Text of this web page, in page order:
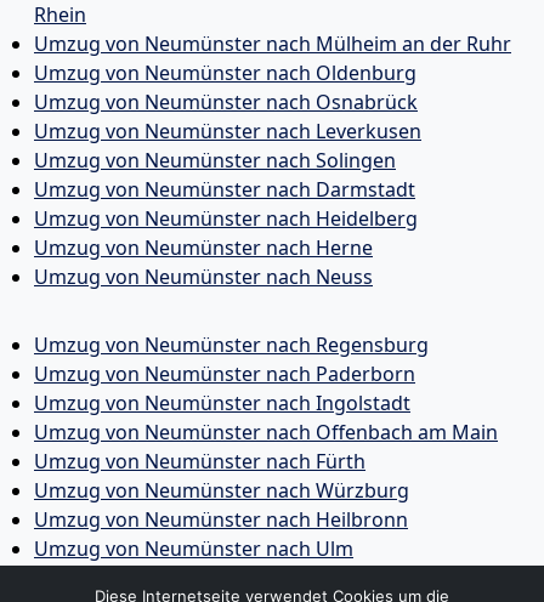
Rhein
Umzug von Neumünster nach Mülheim an der Ruhr
Umzug von Neumünster nach Oldenburg
Umzug von Neumünster nach Osnabrück
Umzug von Neumünster nach Leverkusen
Umzug von Neumünster nach Solingen
Umzug von Neumünster nach Darmstadt
Umzug von Neumünster nach Heidelberg
Umzug von Neumünster nach Herne
Umzug von Neumünster nach Neuss
Umzug von Neumünster nach Regensburg
Umzug von Neumünster nach Paderborn
Umzug von Neumünster nach Ingolstadt
Umzug von Neumünster nach Offenbach am Main
Umzug von Neumünster nach Fürth
Umzug von Neumünster nach Würzburg
Umzug von Neumünster nach Heilbronn
Umzug von Neumünster nach Ulm
Diese Internetseite verwendet Cookies um die